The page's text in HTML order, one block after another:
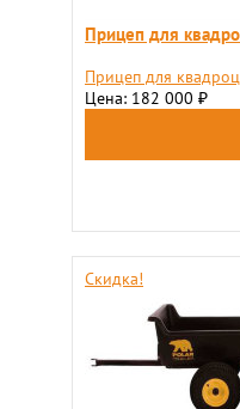
Прицеп для
Прицеп для
Цена: 182 000 ₽
Скидка!